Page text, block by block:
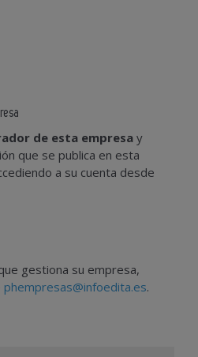
de esta empresay
que se publica en esta
a su cuenta desde
gestiona su empresa,
phempresas@infoedita.es.